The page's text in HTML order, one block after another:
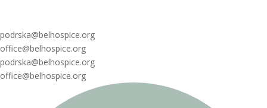
podrska@belhospice.org
office@belhospice.org
podrska@belhospice.org
office@belhospice.org